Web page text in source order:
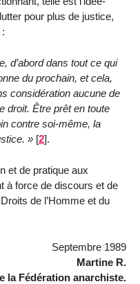
pour plus de justice,
d’abord dans tout ce qui
du prochain, et cela,
considération aucune de
droit. Être prêt en toute
contre soi-même, la
[2].
et de pratique aux
à force de discours et de
de l’Homme et du
Septembre 1989
Martine R.
la Fédération anarchiste.